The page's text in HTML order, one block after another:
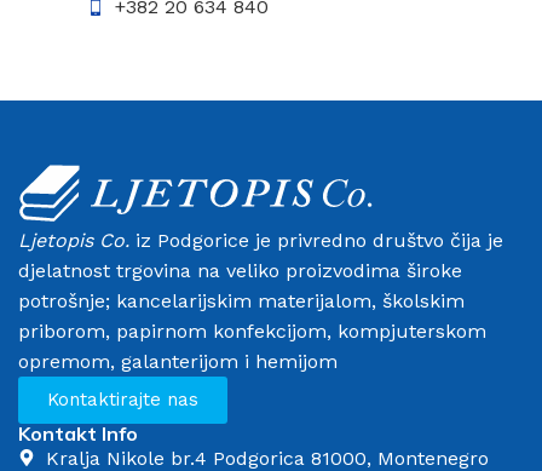
+382 20 634 840
Ljetopis Co. iz Podgorice je privredno društvo čija je
djelatnost trgovina na veliko proizvodima široke
potrošnje; kancelarijskim materijalom, školskim
priborom, papirnom konfekcijom, kompjuterskom
opremom, galanterijom i hemijom
Kontaktirajte nas
Kontakt Info
Kralja Nikole br.4 Podgorica 81000, Montenegro